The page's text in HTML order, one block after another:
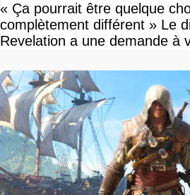
« Ça pourrait être quelque
complètement différent » Le
Revelation a une demande à